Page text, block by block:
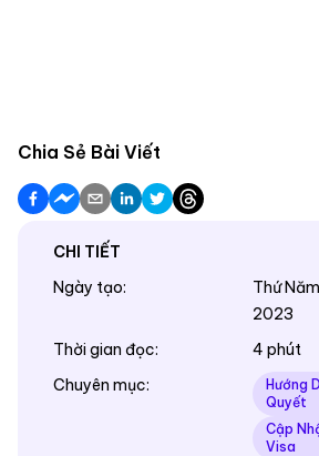
Chia Sẻ Bài Viết
CHI TIẾT
Ngày tạo:
Thứ
2023
Thời gian đọc:
4 phút
Chuyên mục:
Hướng
Quyết
Cập
Visa